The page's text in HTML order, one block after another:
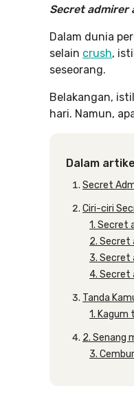
Secret admirer
Dalam dunia
selain crush,
seseorang.
Belakangan,
hari. Namun,
Dalam
Secret
Ciri-ciri
1. Secret
2. Secret
3. Secret
4. Secret
Tanda
1. Kagum
2. Senang
3.